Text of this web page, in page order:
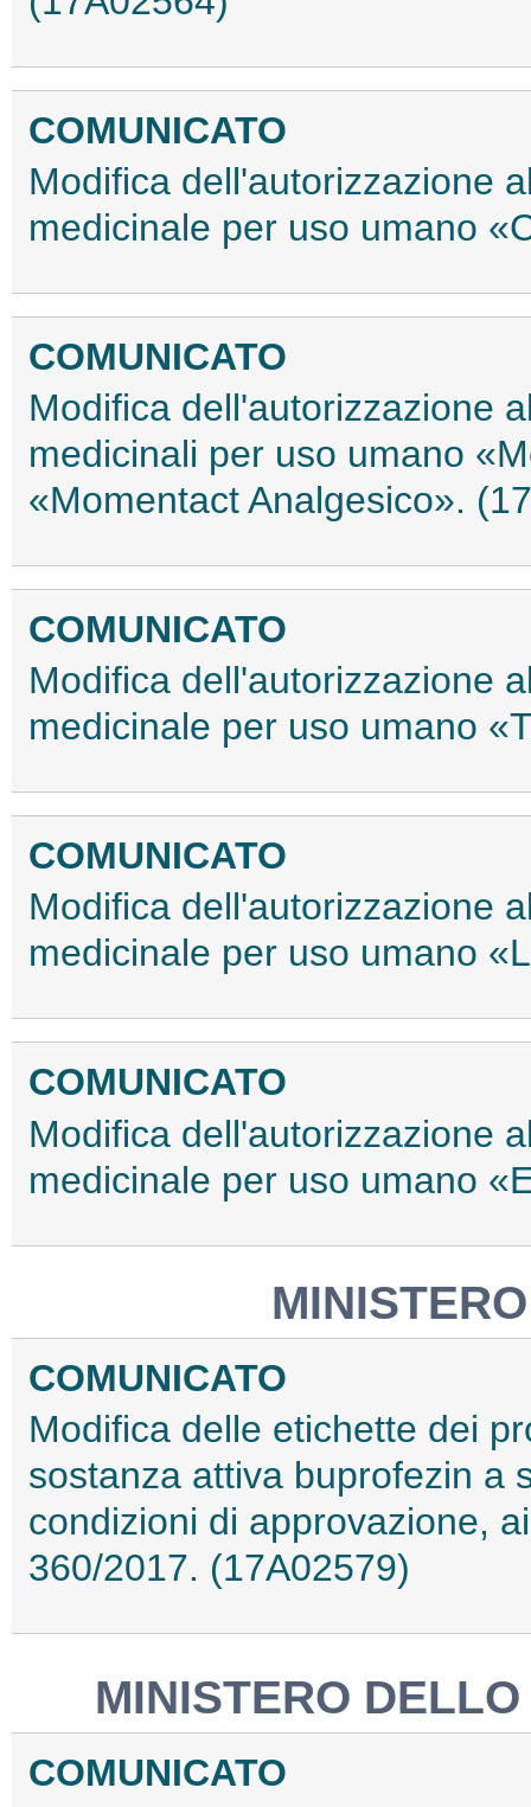
COMUNICATO
Modifica dell'autorizzazione
medicinale per uso umano
COMUNICATO
Modifica dell'autorizzazione
medicinali per uso umano
«Momentact Analgesico».
COMUNICATO
Modifica dell'autorizzazione
medicinale per uso umano
COMUNICATO
Modifica dell'autorizzazione
medicinale per uso umano
COMUNICATO
Modifica dell'autorizzazione
medicinale per uso umano
COMUNICATO
Modifica delle etichette dei
sostanza attiva buprofezin a
condizioni di approvazione,
360/2017. (17A02579)
MINISTERO
COMUNICATO